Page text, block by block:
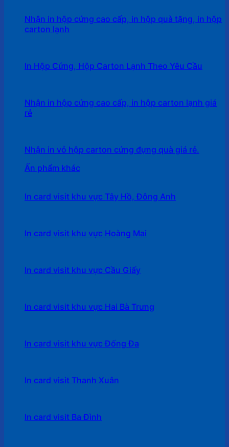
Nhận in hộp cứng cao cấp, in hộp quà tặng, in hộp
carton lạnh
In Hộp Cứng, Hộp Carton Lạnh Theo Yêu Cầu
Nhận in hộp cứng cao cấp, in hộp carton lạnh giá
rẻ
Nhận in vỏ hộp carton cứng đựng quà giá rẻ.
Ấn phẩm khác
In card visit khu vực Tây Hồ, Đông Anh
In card visit khu vực Hoàng Mai
In card visit khu vực Cầu Giấy
In card visit khu vực Hai Bà Trưng
In card visit khu vực Đống Đa
In card visit Thanh Xuân
In card visit Ba Đình